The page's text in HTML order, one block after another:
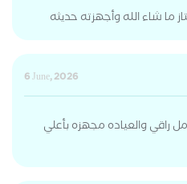
ما شاء الله وأجهزته حديثه
6 June, 2026
راقي والعياده مجهزه بأعلي